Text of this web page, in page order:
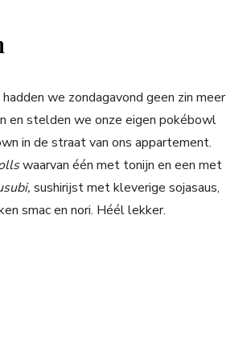
we zondagavond geen zin meer
en stelden we onze eigen pokébowl
in de straat van ons appartement.
waarvan één met tonijn en een met
sushirijst met kleverige sojasaus,
smac en nori. Héél lekker.